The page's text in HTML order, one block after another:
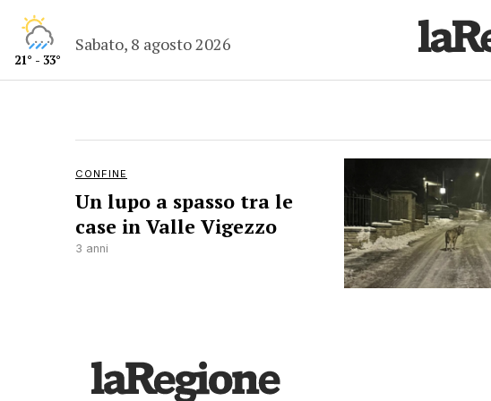
21° - 33°
Sabato, 8 agosto 2026
CONFINE
Un lupo a spasso tra le
case in Valle Vigezzo
3 anni